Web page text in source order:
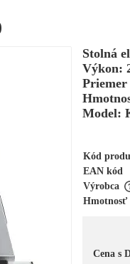
Stolná
Výkon:
Priemer
Model:
Kód
EAN kód
Výrobca
Hmotnosť
Cena s